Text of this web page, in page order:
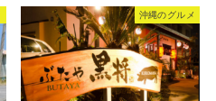
沖縄のグルメ